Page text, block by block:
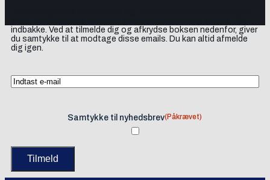
indbakke. Ved at tilmelde dig og afkrydse boksen nedenfor, giver
du samtykke til at modtage disse emails. Du kan altid afmelde
dig igen.
Samtykke til nyhedsbrev(Påkrævet)